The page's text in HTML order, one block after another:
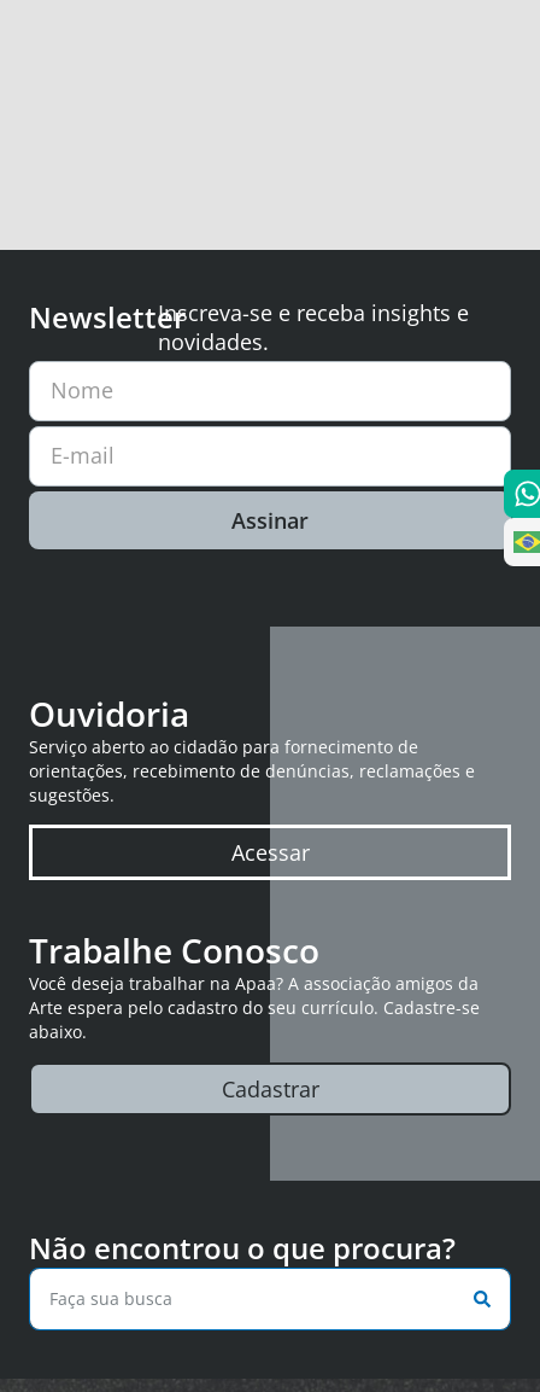
NewsletterInscreva-se e receba insights e
novidades.
Nome
E-mail
Assinar
Ouvidoria
Serviço aberto ao cidadão para fornecimento de
orientações, recebimento de denúncias, reclamações e
sugestões.
Acessar
Trabalhe Conosco
Você deseja trabalhar na Apaa? A associação amigos da
Arte espera pelo cadastro do seu currículo. Cadastre-se
abaixo.
Cadastrar
Não encontrou o que procura?